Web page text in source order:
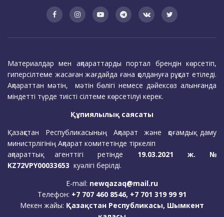
Материалдар мен ақпараттарды портал брендін көрсетіп,
гиперсілтеме жасаған жағдайда ғана қолдануға рұқсат етіледі.
Ақпараттан мәтін, мәтін бөлігі немесе дәйексөз алынғанда
міндетті түрде тиісті сілтеме көрсетілуі керек.
Құпиялылық саясаты
Қазақстан Республикасының Ақпарат және қоғамдық даму
министрлігінің Ақпарат комитетінде тіркеліп
ақпараттық агенттігі ретінде 19.03.2021 ж. №
KZ72VPY00033653 куәлігі берілді.
E-mail: newqazaq@mail.ru
Телефон: +7 707 460 8546, +7 701 319 99 91
Мекен жайы: Қазақстан Республикасы, Шымкент